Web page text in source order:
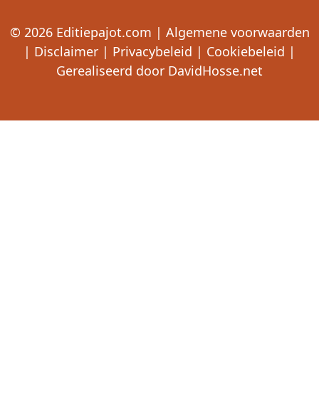
© 2026 Editiepajot.com | Algemene voorwaarden
| Disclaimer | Privacybeleid | Cookiebeleid |
Gerealiseerd door DavidHosse.net